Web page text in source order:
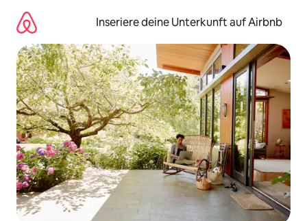
Inhalten
springen
Inseriere deine Unterkunft auf Airbnb